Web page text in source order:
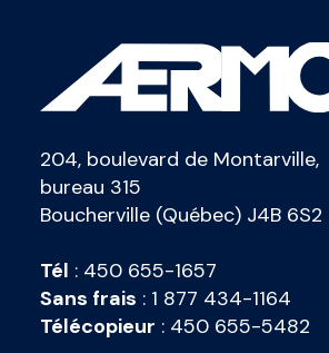
204, boulevard de Montarville,
bureau 315
Boucherville (Québec) J4B 6S2
Tél : 450 655-1657
Sans frais : 1 877 434-1164
Télécopieur : 450 655-5482